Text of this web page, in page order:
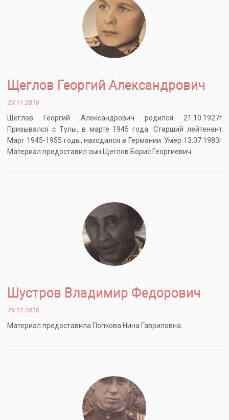
Щеглов Георгий Александрович
29.11.2016
Щеглов Георгий Александрович родился 21.10.1927г.
Призывался с Тулы, в марте 1945 года. Старший лейтенант.
Март 1945-1955 годы, находился в Германии. Умер 13.07.1983г.
Материал предоставил сын Щеглов Борис Георгиевич.
Шустров Владимир Федорович
29.11.2016
Материал предоставила Попкова Нина Гавриловна.